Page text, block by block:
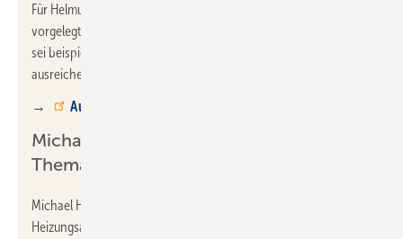
Für Helmut Bramann, Hauptgeschäftsführer des ZVSHK, sind die
vorgelegten Wärmewende-Pläne noch nicht konkret genug. So
sei beispielsweise die Unterscheidung von Gebäudetypen nicht
ausreichend berücksichtigt worden.
→ Aufzeichnung
Michael Hilpert bei tagesschau24 zum
Thema Heizungstausch
Michael Hilpert meldet sich bei tagesschau24 zum
Heizungsaustausch zu Wort. Der ZVSHK-Präsident stellt die